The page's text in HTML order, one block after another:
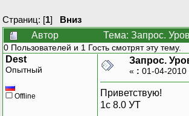
Страниц: [1] Вниз
Автор
Тема: Запрос.
0 Пользователей и 1 Гость смотрят эту тему.
Dest
Опытный
Offline
Запрос.
« : 01-04-2010
Приветствую!
1с 8.0 УТ